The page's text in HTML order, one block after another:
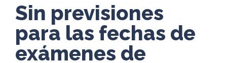
Sin previsiones
para las fechas de
exámenes de